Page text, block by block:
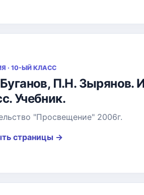
· 10-ЫЙ КЛАСС
П.Н. Зырянов.
Учебник.
"Просвещение" 2006г.
страницы →